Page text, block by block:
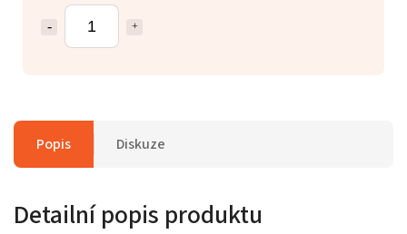
Popis Diskuze
Detailní popis produktu